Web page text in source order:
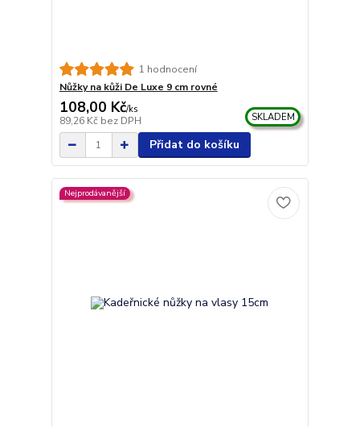
1 hodnocení
Nůžky na kůži De Luxe 9 cm rovné
108,00 Kč/ks
89,26 Kč bez DPH SKLADEM
Přidat do košíku
Nejprodávanější